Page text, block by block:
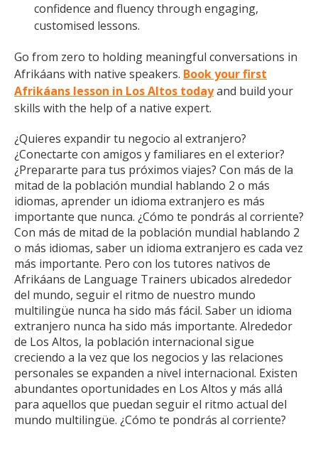
confidence and fluency through engaging,
customised lessons.
Go from zero to holding meaningful conversations in
Afrikáans with native speakers. Book your first
Afrikáans lesson in Los Altos todayand build your
skills with the help of a native expert.
¿Quieres expandir tu negocio al extranjero?
¿Conectarte con amigos y familiares en el exterior?
¿Prepararte para tus próximos viajes? Con más de la
mitad de la población mundial hablando 2 o más
idiomas, aprender un idioma extranjero es más
importante que nunca. ¿Cómo te pondrás al corriente?
Con más de mitad de la población mundial hablando 2
o más idiomas, saber un idioma extranjero es cada vez
más importante. Pero con los tutores nativos de
Afrikáans de Language Trainers ubicados alrededor
del mundo, seguir el ritmo de nuestro mundo
multilingüe nunca ha sido más fácil. Saber un idioma
extranjero nunca ha sido más importante. Alrededor
de Los Altos, la población internacional sigue
creciendo a la vez que los negocios y las relaciones
personales se expanden a nivel internacional. Existen
abundantes oportunidades en Los Altos y más allá
para aquellos que puedan seguir el ritmo actual del
mundo multilingüe. ¿Cómo te pondrás al corriente?